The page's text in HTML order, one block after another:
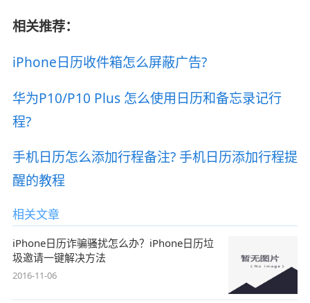
相关推荐：
iPhone日历收件箱怎么屏蔽广告?
华为P10/P10 Plus 怎么使用日历和备忘录记行
程?
手机日历怎么添加行程备注? 手机日历添加行程提
醒的教程
相关文章
iPhone日历诈骗骚扰怎么办？iPhone日历垃
圾邀请一键解决方法
2016-11-06